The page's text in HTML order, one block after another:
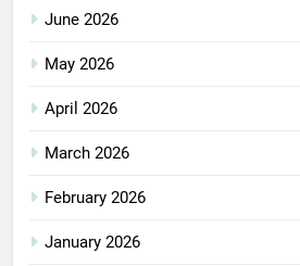
June 2026
May 2026
April 2026
March 2026
February 2026
January 2026